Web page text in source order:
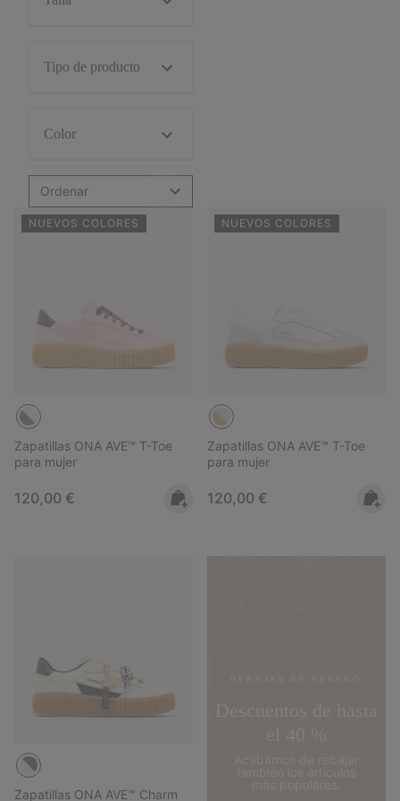
Tipo de producto
Color
Ordenar
NUEVOS COLORES
Zapatillas ONA AVE™ T-Toe
para mujer
Regular price:
120,00 €
NUEVOS COLORES
Zapatillas ONA AVE™ T-Toe
para mujer
Regular price:
120,00 €
Zapatillas ONA AVE™ Charm